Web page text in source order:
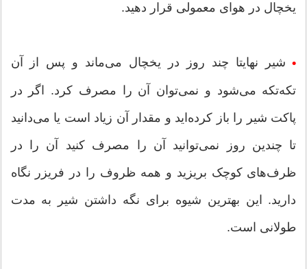
یخچال در هوای معمولی قرار دهید.
• شیر نهایتا چند روز در یخچال می‌ماند و پس از آن
تکه‌تکه می‌شود و نمی‌توان آن را مصرف کرد. اگر در
پاکت شیر را باز کرده‌اید و مقدار آن زیاد است یا می‌دانید
تا چندین روز نمی‌توانید آن را مصرف کنید آن را در
ظرف‌های کوچک بریزید و همه ظروف را در فریزر نگاه
دارید. این بهترین شیوه برای نگه داشتن شیر به مدت
طولانی است.